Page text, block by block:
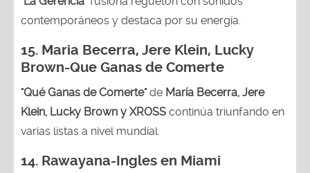
contemporáneos y destaca por su energía.
15. Maria Becerra, Jere Klein, Lucky
Brown-Que Ganas de Comerte
"Qué Ganas de Comerte"de María Becerra, Jere
Klein, Lucky Brown y XROSS continúa triunfando en
varias listas a nivel mundial.
14. Rawayana-Ingles en Miami